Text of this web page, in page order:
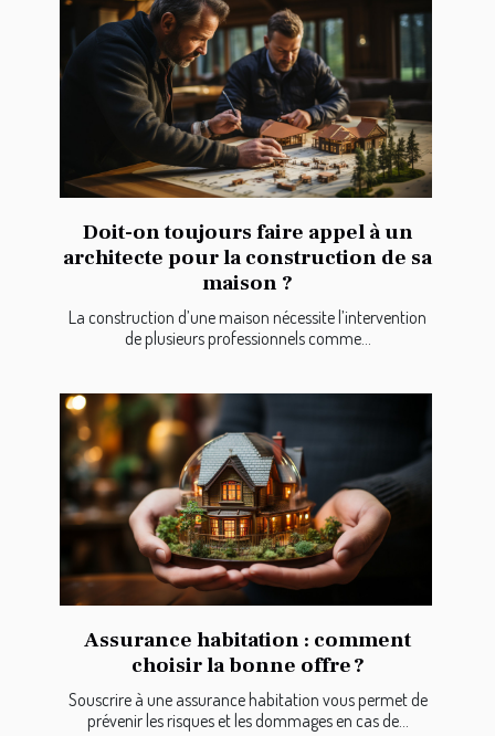
Doit-on toujours faire appel à un
architecte pour la construction de sa
maison ?
La construction d’une maison nécessite l’intervention
de plusieurs professionnels comme...
Assurance habitation : comment
choisir la bonne offre ?
Souscrire à une assurance habitation vous permet de
prévenir les risques et les dommages en cas de...